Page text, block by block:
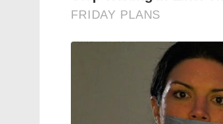
ആളുകളെ പറ്റിക്കാൻ
വർദ്ധിച്ചേക്കാം. ഫോൺ
പോലീസിനും സൈബർ
തുടങ്ങാൻ ഫോൺ നമ്പർ
ഉണ്ടാക്കാൻ
വാട്സാപ്പ്